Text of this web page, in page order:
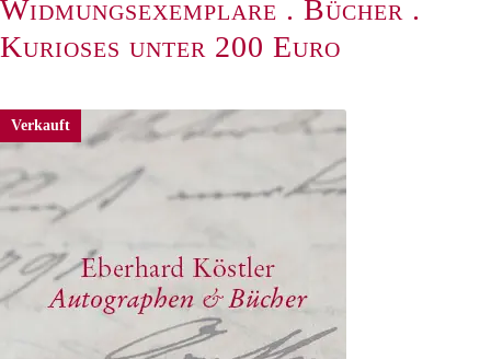
Widmungsexemplare . Bücher .
Kurioses unter 200 Euro
Verkauft